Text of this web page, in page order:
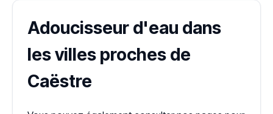
Adoucisseur d'eau dans
les villes proches de
Caëstre